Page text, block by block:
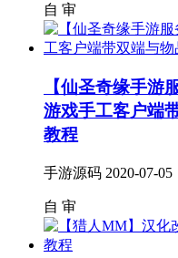
自 审
【仙圣奇缘手游
游戏手工客户端
教程
手游源码 2020-07-05
自 审